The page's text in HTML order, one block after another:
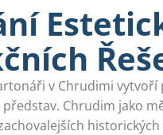
v Chrudimi
představ. Chrudim jako